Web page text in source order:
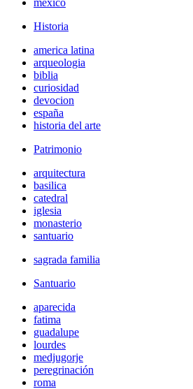
mexico
Historia
america latina
arqueologia
biblia
curiosidad
devocion
españa
historia del arte
Patrimonio
arquitectura
basilica
catedral
iglesia
monasterio
santuario
sagrada familia
Santuario
aparecida
fatima
guadalupe
lourdes
medjugorje
peregrinación
roma